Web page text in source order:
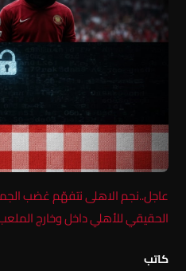
عاجل..نجم الاهلى نتفهّم غضب
الحقيقي للأهلي داخل وخارج
كاتب